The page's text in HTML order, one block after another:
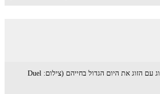
כולם התאספו כדי לחגוג עם הזוג את היום הגדול בחייהם (צילום: Duel